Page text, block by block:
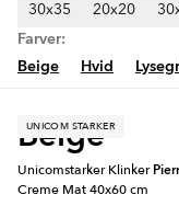
30x35 20x20
Farver:
Beige
Hvid
Beige
UNICOM STARKER
Unicomstarker Klinker
Creme Mat 40x60 cm